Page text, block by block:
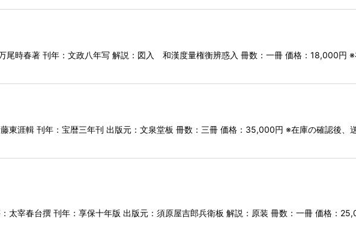
尾時春著 刊年：文政八年写 解説：図入 和漢度量権衡辨惑入 冊数：一冊 価格：18,000円
東涯輯 刊年：宝暦三年刊 出版元：文泉堂板 冊数：三冊 価格：35,000円 ※在庫の確認後
太宰春台撰 刊年：享保十年版 出版元：須原屋吉郎兵衛板 解説：原装 冊数：一冊 価格：